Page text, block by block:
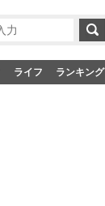
ライフ ランキング